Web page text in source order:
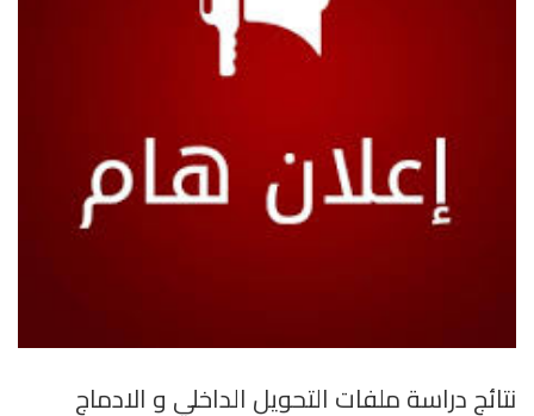
نتائج دراسة ملفات التحويل الداخلي و الادماج